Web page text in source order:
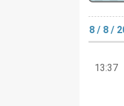
8 / 8 /
13:37